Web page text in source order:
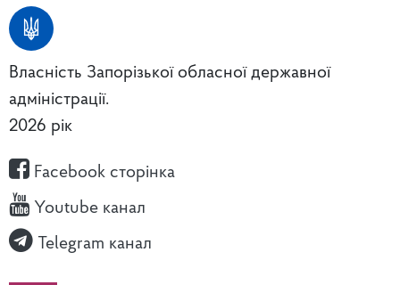
Власність Запорізької обласної державної
адміністрації.
2026 рік
Facebook сторінка
Youtube канал
Telegram канал